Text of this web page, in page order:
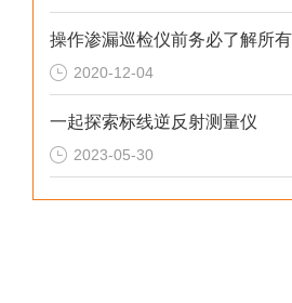
2020-12-04
一起探索标线逆反射测量仪
2023-05-30